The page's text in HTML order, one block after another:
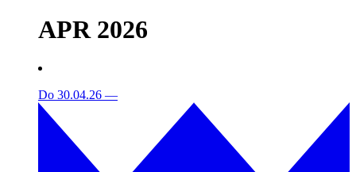
APR 2026
Do 30.04.26 —